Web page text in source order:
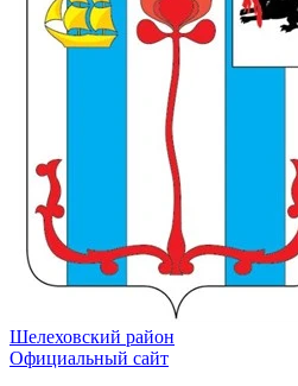
Шелеховский район
Официальный сайт